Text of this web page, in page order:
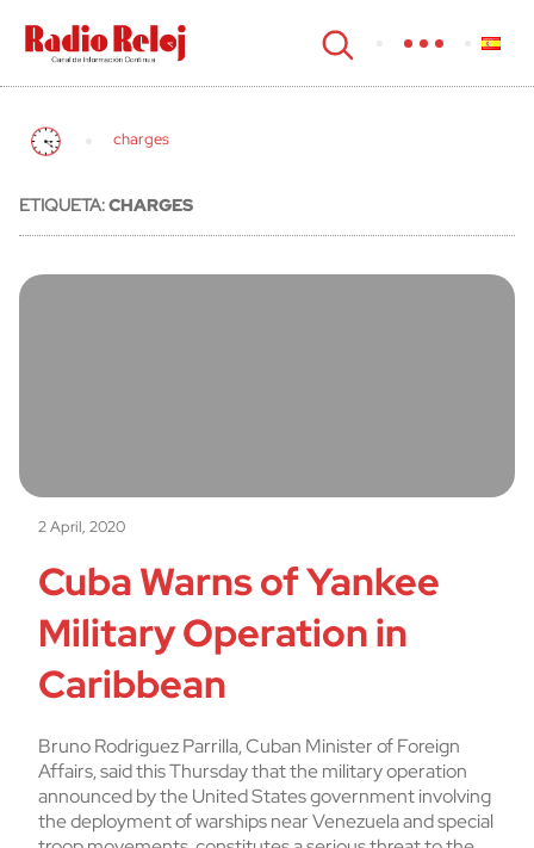
cerrar
charges
ETIQUETA:CHARGES
2 April, 2020
Cuba Warns of Yankee
Military Operation in
Caribbean
Bruno Rodriguez Parrilla, Cuban Minister of Foreign
Affairs, said this Thursday that the military operation
announced by the United States government involving
the deployment of warships near Venezuela and special